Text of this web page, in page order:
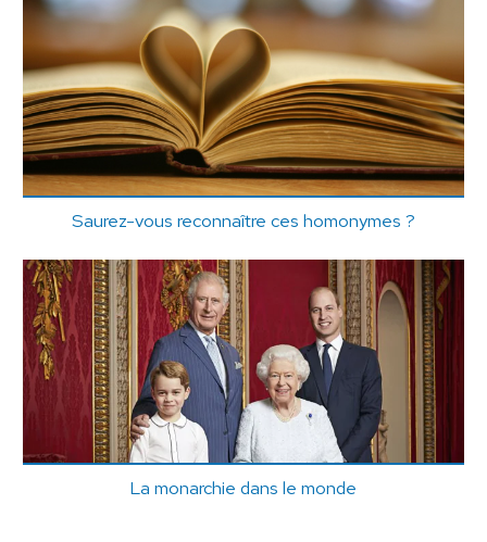
Saurez-vous reconnaître ces homonymes ?
La monarchie dans le monde